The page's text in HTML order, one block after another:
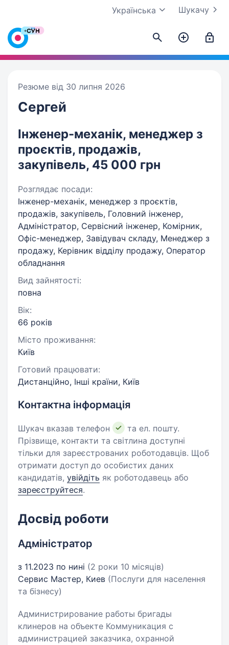
Шукачу
Українська
Резюме від 30 липня 2026
Сергей
Інженер-механік, менеджер з
проєктів, продажів,
закупівель, 45 000 грн
Розглядає посади:
Інженер-механік, менеджер з проєктів,
продажів, закупівель, Головний інженер,
Адміністратор, Сервісний інженер, Комірник,
Офіс-менеджер, Завідувач складу, Менеджер з
продажу, Керівник відділу продажу, Оператор
обладнання
Вид зайнятості:
повна
Вік:
66 років
Місто проживання:
Київ
Готовий працювати:
Дистанційно, Інші країни, Київ
Контактна інформація
Шукач вказав телефон
та ел. пошту.
Прізвище, контакти та світлина доступні
тільки для зареєстрованих роботодавців. Щоб
отримати доступ до особистих даних
кандидатів, увійдіть як роботодавець або
зареєструйтеся.
Досвід роботи
Адміністратор
з 11.2023 по нині (2 роки 10 місяців)
Сервис Мастер, Киев (Послуги для населення
та бізнесу)
Администрирование работы бригады
клинеров на объекте Коммуникация с
администрацией заказчика, охранной